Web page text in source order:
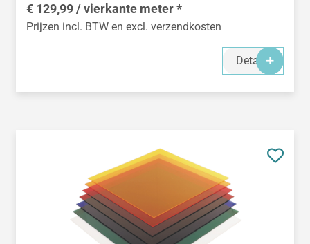
€ 129,99 / vierkante meter *
Prijzen incl. BTW en excl. verzendkosten
Details